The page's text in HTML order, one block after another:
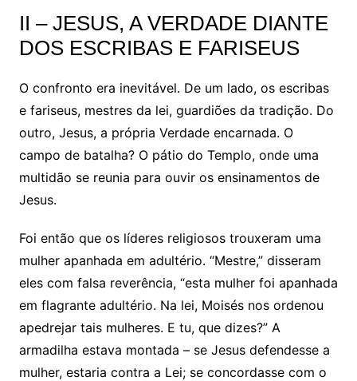
II – JESUS, A VERDADE DIANTE
DOS ESCRIBAS E FARISEUS
O confronto era inevitável. De um lado, os escribas
e fariseus, mestres da lei, guardiões da tradição. Do
outro, Jesus, a própria Verdade encarnada. O
campo de batalha? O pátio do Templo, onde uma
multidão se reunia para ouvir os ensinamentos de
Jesus.
Foi então que os líderes religiosos trouxeram uma
mulher apanhada em adultério. “Mestre,” disseram
eles com falsa reverência, “esta mulher foi apanhada
em flagrante adultério. Na lei, Moisés nos ordenou
apedrejar tais mulheres. E tu, que dizes?” A
armadilha estava montada – se Jesus defendesse a
mulher, estaria contra a Lei; se concordasse com o